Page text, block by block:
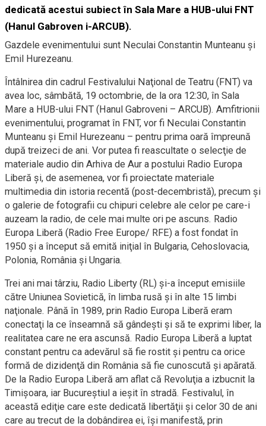
dedicată acestui subiect în Sala Mare a HUB-ului FNT
(Hanul Gabroven i-ARCUB).
Gazdele evenimentului sunt Neculai Constantin Munteanu şi
Emil Hurezeanu.
Întâlnirea din cadrul Festivalului Naţional de Teatru (FNT) va
avea loc, sâmbătă, 19 octombrie, de la ora 12:30, în Sala
Mare a HUB-ului FNT (Hanul Gabroveni – ARCUB). Amfitrionii
evenimentului, programat în FNT, vor fi Neculai Constantin
Munteanu şi Emil Hurezeanu – pentru prima oară împreună
după treizeci de ani. Vor putea fi reascultate o selecţie de
materiale audio din Arhiva de Aur a postului Radio Europa
Liberă şi, de asemenea, vor fi proiectate materiale
multimedia din istoria recentă (post-decembristă), precum şi
o galerie de fotografii cu chipuri celebre ale celor pe care-i
auzeam la radio, de cele mai multe ori pe ascuns. Radio
Europa Liberă (Radio Free Europe/ RFE) a fost fondat în
1950 şi a început să emită iniţial în Bulgaria, Cehoslovacia,
Polonia, România şi Ungaria.
Trei ani mai târziu, Radio Liberty (RL) şi-a început emisiile
către Uniunea Sovietică, în limba rusă şi în alte 15 limbi
naţionale. Până în 1989, prin Radio Europa Liberă eram
conectaţi la ce înseamnă să gândeşti şi să te exprimi liber, la
realitatea care ne era ascunsă. Radio Europa Liberă a luptat
constant pentru ca adevărul să fie rostit şi pentru ca orice
formă de dizidenţă din România să fie cunoscută şi apărată.
De la Radio Europa Liberă am aflat că Revoluţia a izbucnit la
Timişoara, iar Bucureştiul a ieşit în stradă. Festivalul, în
această ediţie care este dedicată libertăţii şi celor 30 de ani
care au trecut de la dobândirea ei, îşi manifestă, prin